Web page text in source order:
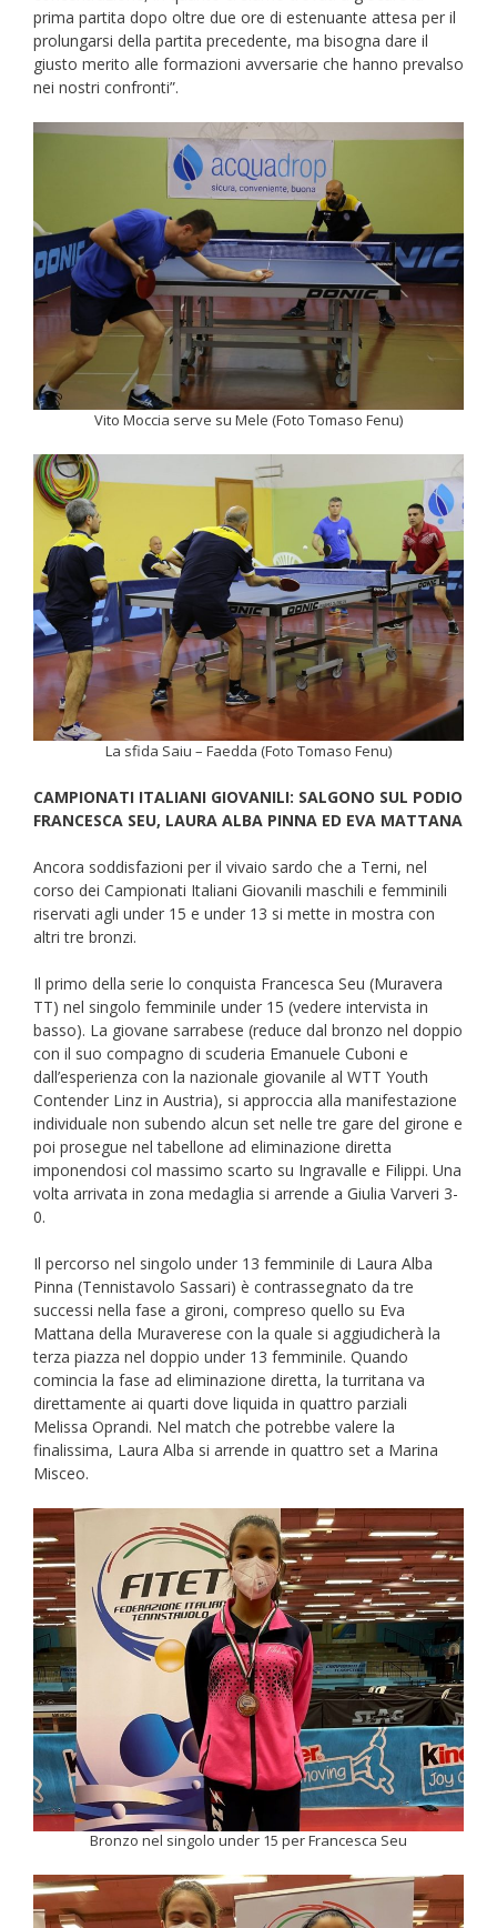
prima partita dopo oltre due ore di estenuante attesa per il
prolungarsi della partita precedente, ma bisogna dare il
giusto merito alle formazioni avversarie che hanno prevalso
nei nostri confronti”.
Vito Moccia serve su Mele (Foto Tomaso Fenu)
La sfida Saiu – Faedda (Foto Tomaso Fenu)
CAMPIONATI ITALIANI GIOVANILI: SALGONO SUL PODIO
FRANCESCA SEU, LAURA ALBA PINNA ED EVA MATTANA
Ancora soddisfazioni per il vivaio sardo che a Terni, nel
corso dei Campionati Italiani Giovanili maschili e femminili
riservati agli under 15 e under 13 si mette in mostra con
altri tre bronzi.
Il primo della serie lo conquista Francesca Seu (Muravera
TT) nel singolo femminile under 15 (vedere intervista in
basso). La giovane sarrabese (reduce dal bronzo nel doppio
con il suo compagno di scuderia Emanuele Cuboni e
dall’esperienza con la nazionale giovanile al WTT Youth
Contender Linz in Austria), si approccia alla manifestazione
individuale non subendo alcun set nelle tre gare del girone e
poi prosegue nel tabellone ad eliminazione diretta
imponendosi col massimo scarto su Ingravalle e Filippi. Una
volta arrivata in zona medaglia si arrende a Giulia Varveri 3-
0.
Il percorso nel singolo under 13 femminile di Laura Alba
Pinna (Tennistavolo Sassari) è contrassegnato da tre
successi nella fase a gironi, compreso quello su Eva
Mattana della Muraverese con la quale si aggiudicherà la
terza piazza nel doppio under 13 femminile. Quando
comincia la fase ad eliminazione diretta, la turritana va
direttamente ai quarti dove liquida in quattro parziali
Melissa Oprandi. Nel match che potrebbe valere la
finalissima, Laura Alba si arrende in quattro set a Marina
Misceo.
Bronzo nel singolo under 15 per Francesca Seu